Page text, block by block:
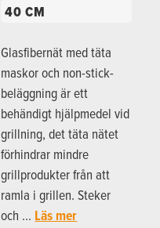
40 CM
Glasfibernät med täta
maskor och non-stick-
beläggning är ett
behändigt hjälpmedel vid
grillning, det täta nätet
förhindrar mindre
grillprodukter från att
ramla i grillen. Steker
och … Läs mer